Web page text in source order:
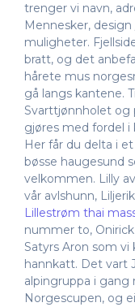
trenger vi navn,
Mennesker,
muligheter.
bratt, og det
hårete mus
gå langs kantene.
Svarttjønnholet og
gjøres med fordel i
Her får du delta i
bøsse haugesund
velkommen. Lilly
vår avlshunn,
Lillestrøm thai
nummer to, Onirick
Satyrs Aron som vi
hannkatt. Det vart
alpingruppa i gang
Norgescupen, og